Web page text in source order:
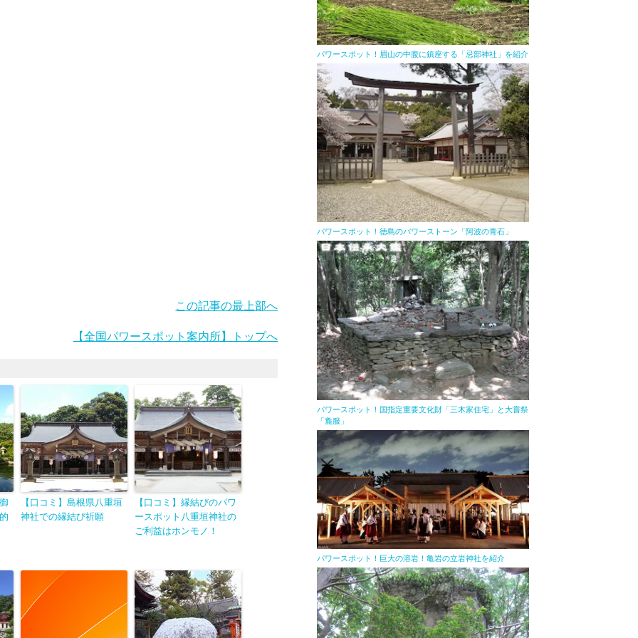
この記事の最上部へ
【全国パワースポット案内所】トップへ
【口コミ】島根県八重垣
神社での縁結び祈願
【口コミ】縁結びのパワ
ースポット八重垣神社の
ご利益はホンモノ！
パワースポット！眉山の中腹に鎮座する「忌部神社」を紹介
パワースポット！徳島のパワーストーン「阿波の青石」
パワースポット！国指定重要文化財「三木家住宅」と大嘗祭
「麁服」
パワースポット！巨大の溶岩！亀岩の立岩神社を紹介